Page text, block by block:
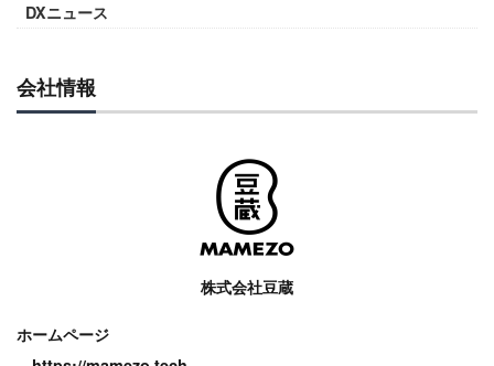
DXニュース
会社情報
株式会社豆蔵
ホームページ